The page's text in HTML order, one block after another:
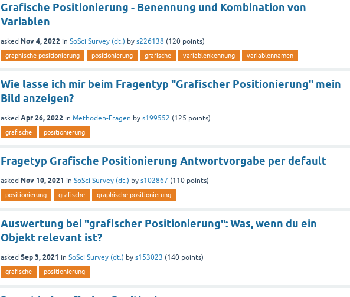
Grafische Positionierung - Benennung und Kombination von
Variablen
asked Nov 4, 2022 in SoSci Survey (dt.) by s226138 (120 points)
graphische-positionierung positionierung grafische variablenkennung variablennamen
Wie lasse ich mir beim Fragentyp "Grafischer Positionierung" mein
Bild anzeigen?
asked Apr 26, 2022 in Methoden-Fragen by s199552 (125 points)
grafische positionierung
Fragetyp Grafische Positionierung Antwortvorgabe per default
asked Nov 10, 2021 in SoSci Survey (dt.) by s102867 (110 points)
positionierung grafische graphische-positionierung
Auswertung bei "grafischer Positionierung": Was, wenn du ein
Objekt relevant ist?
asked Sep 3, 2021 in SoSci Survey (dt.) by s153023 (140 points)
grafische positionierung